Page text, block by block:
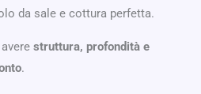
da sale e cottura perfetta.
struttura, profondità e
.